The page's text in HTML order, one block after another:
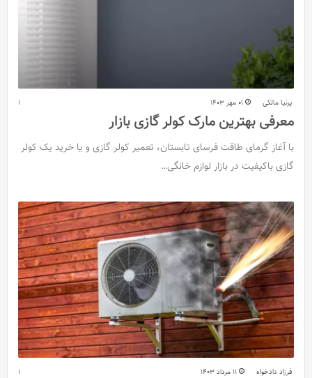
پرنیا مالکی 01 مهر 1403 1
معرفی بهترین مارک کولر گازی بازار
با آغاز گرمای طاقت فرسای تابستان، تعمیر کولر گازی و یا خرید یک کولر
گازی باکیفیت در بازار لوازم خانگی…
فرزاد دادخواه 11 مرداد 1403 1